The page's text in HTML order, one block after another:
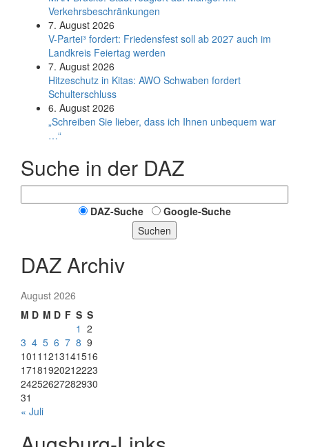
Verkehrsbeschränkungen
7. August 2026
V-Partei­³ fordert: Friedens­fest soll ab 2027 auch im
Land­kreis Feier­tag werden
7. August 2026
Hitzeschutz in Kitas: AWO Schwaben fordert
Schulterschluss
6. August 2026
„Schreiben Sie lieber, dass ich Ihnen unbequem war
…“
Suche in der DAZ
DAZ-Suche
Google-Suche
Suchen
DAZ Archiv
August 2026
M D M D F S S
1 2
3 4 5 6 7 8 9
1011 1213141516
17181920212223
24252627282930
31
« Juli